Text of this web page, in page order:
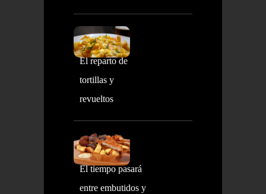
El reparto de
tortillas y
revueltos
El tiempo pasará
entre embutidos y